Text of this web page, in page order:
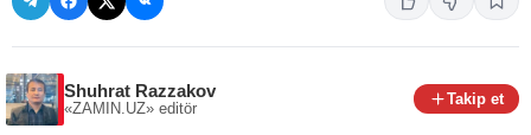
Shuhrat Razzakov
«ZAMIN.UZ» editör
Takip et